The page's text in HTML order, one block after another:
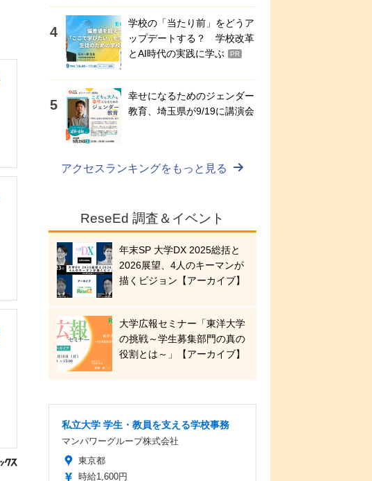
学校の「当たり前」をどうア
ップデートする？ 学校改革
とAI時代の実践に学ぶ
PR
幸せになるためのジェンダー
教育、埼玉県が9/19に講演会
アクセスランキングをもっと見る
ReseEd 調査＆イベント
年末SP 大学DX 2025総括と
2026展望、4人のキーマンが
描くビジョン【アーカイブ】
大学広報セミナー「東洋大学
の挑戦～学生募集部門の真の
役割とは～」【アーカイブ】
私立大学 学生・教員を支える学校事務
マンパワーグループ株式会社
東京都
時給1,600円